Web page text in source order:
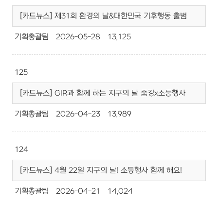
[카드뉴스] 제31회 환경의 날&대한민국 기후행동 출범
기획총괄팀 2026-05-28 13,125
125
[카드뉴스] GIR과 함께 하는 지구의 날 줍깅x소등행사
기획총괄팀 2026-04-23 13,989
124
[카드뉴스] 4월 22일 지구의 날! 소등행사 함께 해요!
기획총괄팀 2026-04-21 14,024